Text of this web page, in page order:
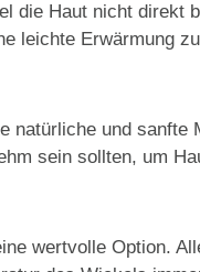
die Haut nicht direkt
leichte Erwärmung
natürliche und sanfte
sein sollten, um
wertvolle Option.